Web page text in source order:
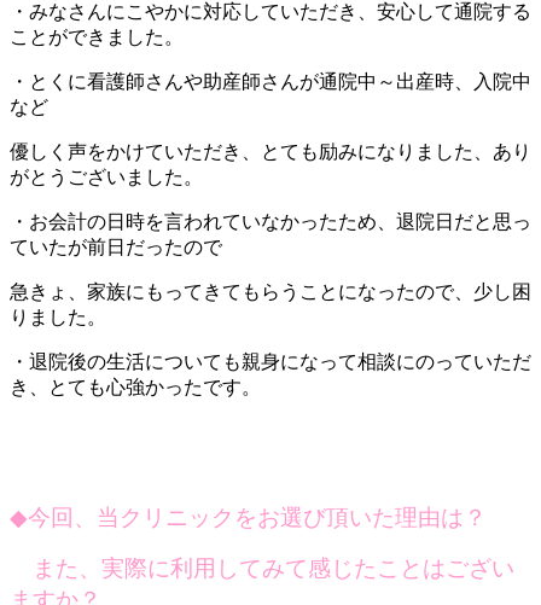
・みなさんにこやかに対応していただき、安心して通院する
ことができました。
・とくに看護師さんや助産師さんが通院中～出産時、入院中
など
優しく声をかけていただき、とても励みになりました、あり
がとうございました。
・お会計の日時を言われていなかったため、退院日だと思っ
ていたが前日だったので
急きょ、家族にもってきてもらうことになったので、少し困
りました。
・退院後の生活についても親身になって相談にのっていただ
き、とても心強かったです。
◆今回、当クリニックをお選び頂いた理由は？
また、実際に利用してみて感じたことはござい
ますか？